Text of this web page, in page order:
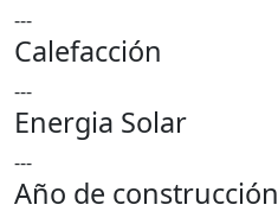
---
Calefacción
---
Energia Solar
---
Año de construcción